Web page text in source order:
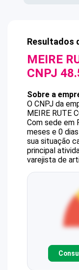
Resultados
MEIRE
CNPJ
Sobre a
O CNPJ da
MEIRE RUTE
Com sede em
meses e 0
sua situação
principal
varejista de